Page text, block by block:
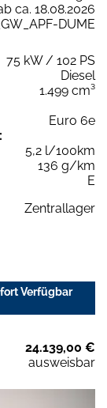
ca. 18.08.2026
DUME
75 kW / 102 PS
Diesel
1.499 cm³
Euro 6e
5,2 l/100km
136 g/km
E
Zentrallager
Verfügbar
24.139,00 €
ausweisbar